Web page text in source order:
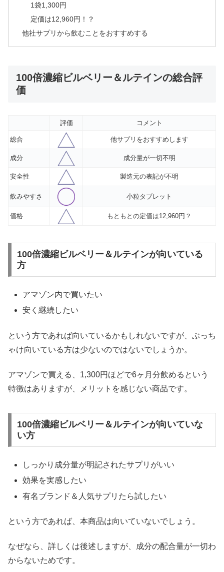
1袋1,300円
定価は12,960円！？
他社サプリから飲むことをおすすめする
100倍濃縮ビルベリー＆ルテインの総合評
価
評価 コメント
総合 他サプリをおすすめします
成分 成分量が一切不明
安全性 製造元の表記が不明
飲みやすさ 小粒タブレット
価格 もともとの定価は12,960円？
100倍濃縮ビルベリー＆ルテインが向いている
方
アマゾン内で買いたい
安く継続したい
という方であれば向いているかもしれないですが、ぶっち
ゃけ向いている方は少ないのではないでしょうか。
アマゾンで買える、1,300円ほどで6ヶ月分飲めるという
特徴はありますが、メリットを感じない商品です。
100倍濃縮ビルベリー＆ルテインが向いていな
い方
しっかり成分量が明記されたサプリがいい
効果を実感したい
有名ブランド＆人気サプリたら試したい
という方であれば、本商品は向いていないでしょう。
なぜなら、詳しくは後述しますが、成分の配合量が一切わ
からないためです。